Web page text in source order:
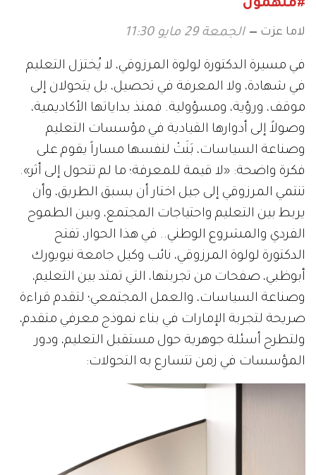
#ملهمون
لاما عزت الجمعة 29 مايو 11:30
في مسيرة الدكتورة لولوة المرزوقي، لا يُختزل التعليم
في شهادة، ولا المعرفة في تحصيل، بل يتحولان إلى
موقف، ورؤية، ومسؤولية. فمنذ بداياتها الأكاديمية،
وصولاً إلى أدوارها القيادية في مؤسسات التعليم
وصناعة السياسات، بَنَتْ لنفسها مساراً يقوم على
فكرة واضحة: «لا قيمة للمعرفة؛ ما لم تتحول إلى أثر».
تنتمي المرزوقي إلى جيل اختار أن يسبق الطريق، وأن
يربط بين التعليم واحتياجات المجتمع، وبين الطموح
الفردي والمشروع الوطني.. في هذا الحوار، تفتح
الدكتورة لولوة المرزوقي، نائب وكيل جامعة نيويورك
أبوظبي، صفحات من تجربتها، التي تمتد بين التعليم،
وصناعة السياسات، والعمل المجتمعي؛ لتقدم قراءة
صريحة لتجربة الإمارات في بناء نموذج معرفي متقدم،
ولتطرح أسئلة جوهرية حول مستقبل التعليم، ودور
المؤسسات في زمن تتسارع به التحولات: